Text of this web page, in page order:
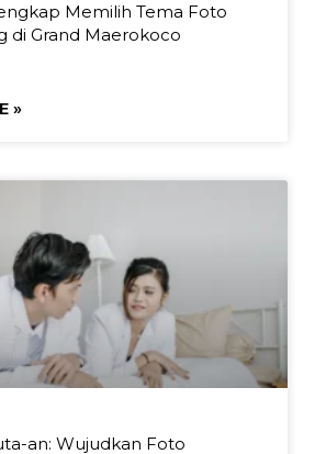
Memilih Tema Foto
di Grand Maerokoco
»
an: Wujudkan Foto